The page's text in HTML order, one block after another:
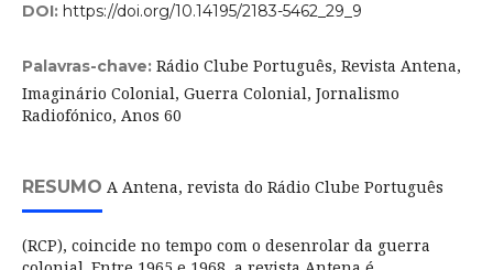
DOI: https://doi.org/10.14195/2183-5462_29_9
Palavras-chave: Rádio Clube Português, Revista Antena,
Imaginário Colonial, Guerra Colonial, Jornalismo
Radiofónico, Anos 60
RESUMO A Antena, revista do Rádio Clube Português
(RCP), coincide no tempo com o desenrolar da guerra